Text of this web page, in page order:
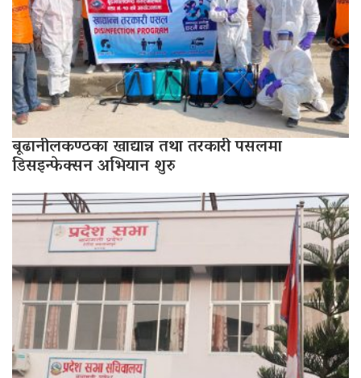
बूढानीलकण्ठका खाद्यान्न तथा तरकारी पसलमा
डिसइन्फेक्सन अभियान शुरु